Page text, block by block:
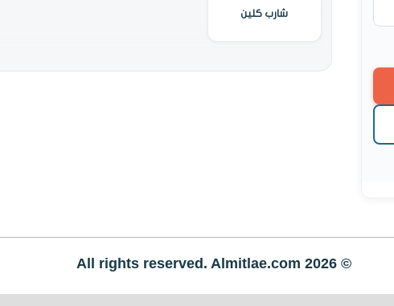
شارب كلين
© All rights reserved. Almitlae.com 2026